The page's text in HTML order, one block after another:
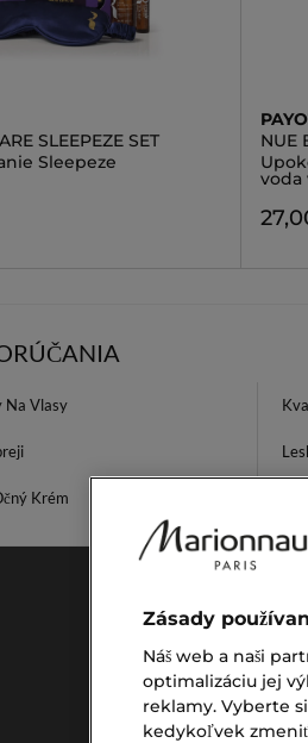
SLEEPEZE SET
Sleepeze
NUE
voda
Na Vlasy
Krém
Doprava
zadarmo
nad €39,-
Zásady
Náš web a naši
optimalizáciu jej
reklamy. Vyberte
kedykoľvek